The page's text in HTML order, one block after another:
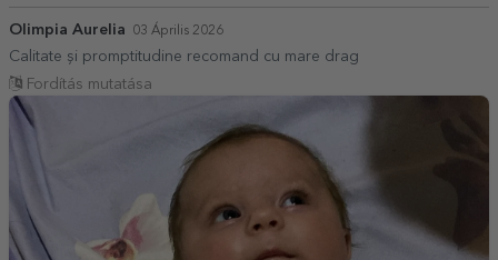
Olimpia Aurelia 03 Április 2026
Calitate și promptitudine recomand cu mare drag
Fordítás mutatása